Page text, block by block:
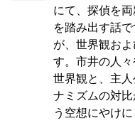
にて、探偵を
を踏み出す話
が、世界観お
す。市井の人
世界観と、主
ナミズムの対
う空想にやけ